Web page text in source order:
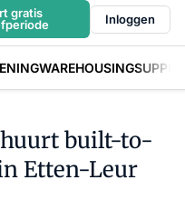
gratis
Inloggen
WAREHOUSING
huurt built-to-
Etten-Leur